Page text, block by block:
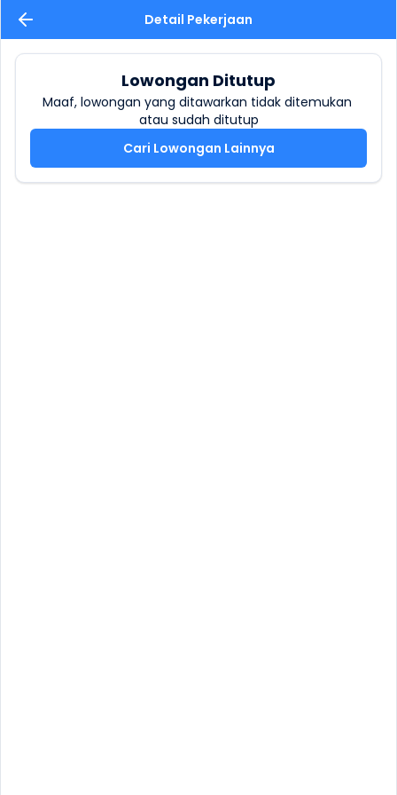
Detail Pekerjaan
Lowongan Ditutup
Maaf, lowongan yang ditawarkan tidak ditemukan
atau sudah ditutup
Cari Lowongan Lainnya